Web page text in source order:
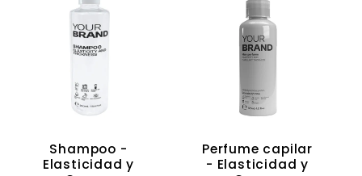
Shampoo -
Elasticidad y
Perfume capilar
- Elasticidad y